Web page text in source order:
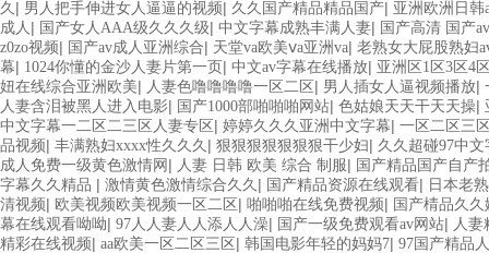
久 | 男人把手伸进女人逼逼的视频| 久久国产精品精品国产| 亚洲欧洲日韩
成人 | 国产女人AAA级久久久级| 中文字幕成熟丰满人妻| 国产高清 国产av
z0zo视频| 国产av成人亚洲综合| 天堂va欧美ⅴa亚洲va| 老熟女大屁股熟妇
幕| 1024你懂的金沙人妻片第一页 | 中文av字幕在线播放| 亚洲区1区3区4
妞在线综合亚洲欧美| 人妻色噜噜噜噜一区二区 | 男人插女人逼视频播放|
人妻含泪被黑人进入电影| 国产1000部啪啪啪网站| 色姑娘天天干天天操|
中文字幕一二区二三区人妻专区 | 婷婷久久久亚洲中文字幕| 一区二区三
品视频| 丰满熟妇xxxx性久久久 | 狠狠狠狠狠狠狠干少妇| 久久超碰97中文
成人免费一级黄色激情网 | 人妻 日韩 欧美 综合 制服| 国产精品国产自产
字幕久久精品 | 激情黄色激情综合久久 | 国产精品资源在线观看| 日本老
清视频| 欧美视频欧美视频一区二区 | 啪啪啪在线免费视频| 国产棈品久
幕在线观看呦呦| 97人人妻人人添人人澡| 国产一级免费观看av网站| 人妻
精彩在线视频| aa欧美一区二区三区 | 韩国电影年轻的妈妈7| 97国产精品